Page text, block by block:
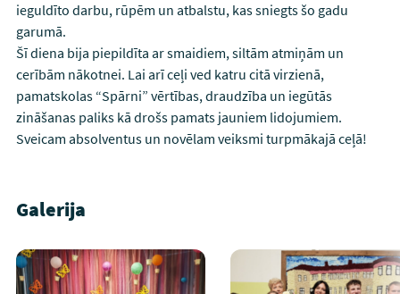
ieguldīto darbu, rūpēm un atbalstu, kas sniegts šo gadu
garumā.
Šī diena bija piepildīta ar smaidiem, siltām atmiņām un
cerībām nākotnei. Lai arī ceļi ved katru citā virzienā,
pamatskolas “Spārni” vērtības, draudzība un iegūtās
zināšanas paliks kā drošs pamats jauniem lidojumiem.
Sveicam absolventus un novēlam veiksmi turpmākajā ceļā!
Galerija